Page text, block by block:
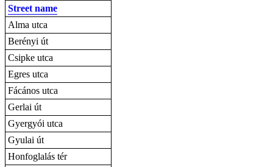
Street name
Alma utca
Berényi út
Csipke utca
Egres utca
Fácános utca
Gerlai út
Gyergyói utca
Gyulai út
Honfoglalás tér